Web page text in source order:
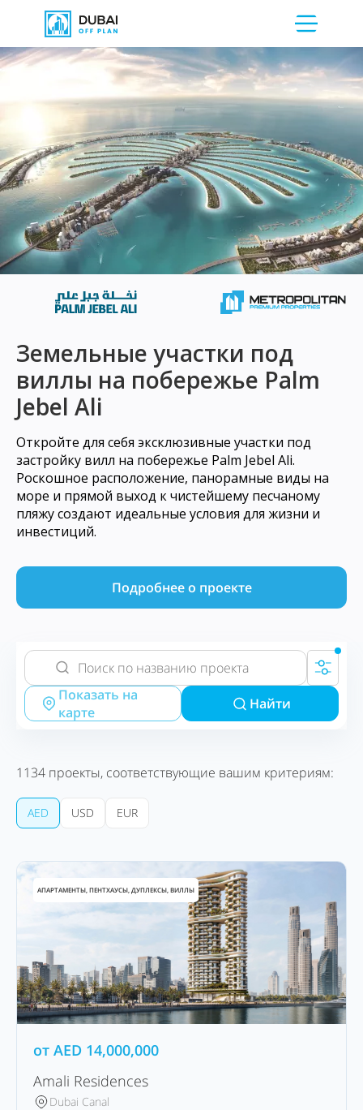
Земельные участки под
виллы на побережье Palm
Jebel Ali
Откройте для себя эксклюзивные участки под
застройку вилл на побережье Palm Jebel Ali.
Роскошное расположение, панорамные виды на
море и прямой выход к чистейшему песчаному
пляжу создают идеальные условия для жизни и
инвестиций.
Подробнее о проекте
Показать на
карте
Найти
1134 проекты, соответствующие вашим критериям:
AED USD EUR
АПАРТАМЕНТЫ, ПЕНТХАУСЫ, ДУПЛЕКСЫ, ВИЛЛЫ
от AED 14,000,000
Amali Residences
Dubai Canal